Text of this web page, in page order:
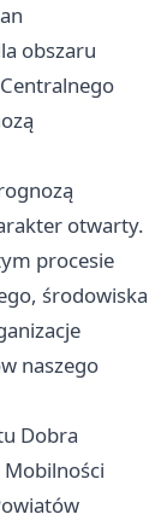
obszaru
otwarty.
procesie
środowiska
naszego
Dobra